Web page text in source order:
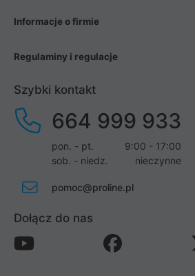
Informacje o firmie
Regulaminy i regulacje
Szybki kontakt
664 999 933
pon. - pt.
9:00 - 17:00
sob. - niedz.
nieczynne
pomoc@proline.pl
Dołącz do nas